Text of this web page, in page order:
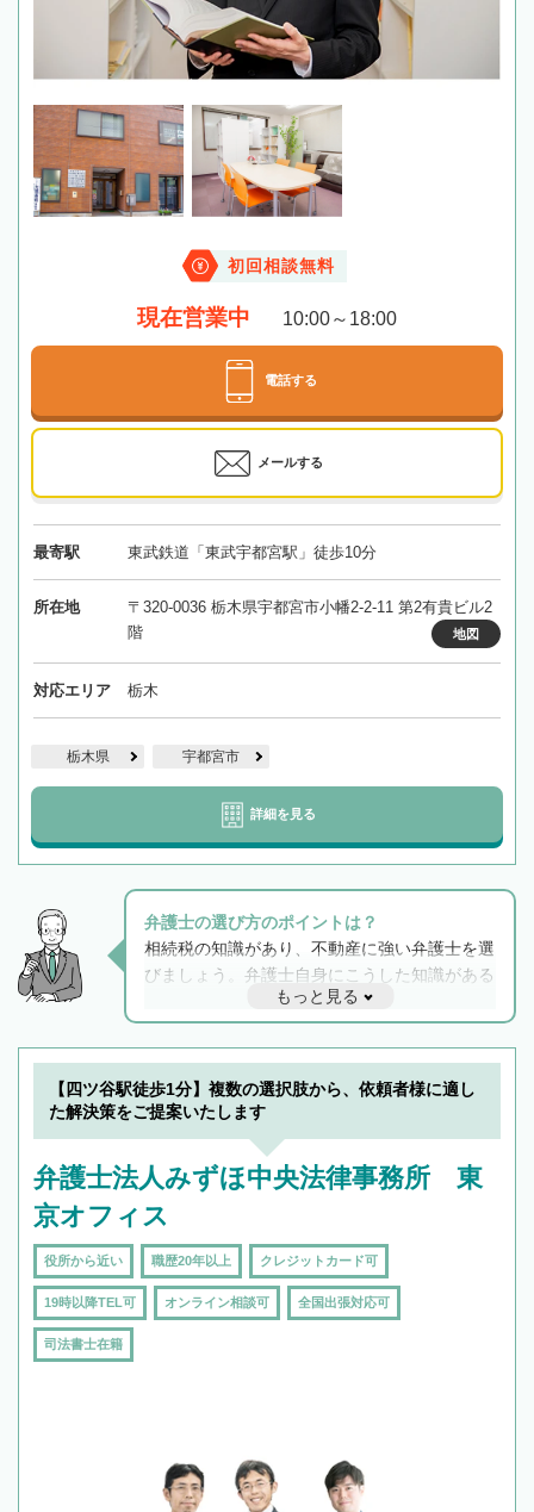
初回相談無料
現在営業中 10:00～18:00
電話する
メールする
最寄駅 東武鉄道「東武宇都宮駅」徒歩10分
所在地
〒320-0036 栃木県宇都宮市小幡2-2-11 第2有貴ビル2
階
地図
対応エリア 栃木
栃木県 宇都宮市
詳細を見る
弁護士の選び方のポイントは？
相続税の知識があり、不動産に強い弁護士を選
びましょう。弁護士自身にこうした知識がある
と他士業との連携もスムーズに進み、トラブル
解決のみならず相続をトータルで任せることが
できます。また、相続は感情がからむ分野なの
でフィーリングも重要です。実際に電話や面談
で複数の弁護士と会話をしてウマが合う方に依
もっと見る
【四ツ谷駅徒歩1分】複数の選択肢から、依頼者様に適し
た解決策をご提案いたします
弁護士法人みずほ中央法律事務所 東
京オフィス
役所から近い 職歴20年以上 クレジットカード可
19時以降TEL可 オンライン相談可 全国出張対応可
司法書士在籍